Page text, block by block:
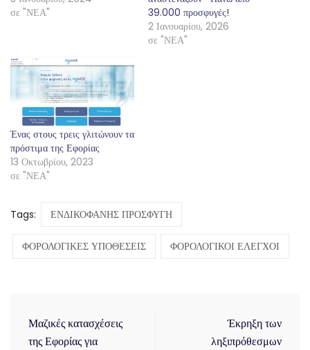
σε "ΝΕΑ"
39.000 προσφυγές!
2 Ιανουαρίου, 2026
σε "ΝΕΑ"
Ένας στους τρεις γλιτώνουν τα
πρόστιμα της Εφορίας
13 Οκτωβρίου, 2023
σε "ΝΕΑ"
Tags: ΕΝΔΙΚΟΦΑΝΗΣ ΠΡΟΣΦΥΓΗ
ΦΟΡΟΛΟΓΙΚΕΣ ΥΠΟΘΕΣΕΙΣ ΦΟΡΟΛΟΓΙΚΟΙ ΕΛΕΓΧΟΙ
Μαζικές κατασχέσεις
της Εφορίας για
Έκρηξη των
ληξιπρόθεσμων